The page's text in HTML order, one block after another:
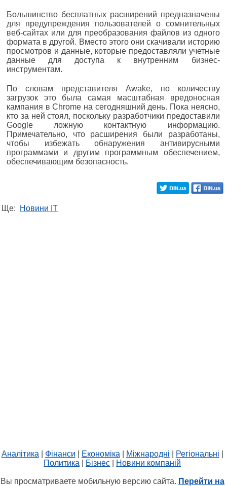
Большинство бесплатных расширений предназначены
для предупреждения пользователей о сомнительных
веб-сайтах или для преобразования файлов из одного
формата в другой. Вместо этого они скачивали историю
просмотров и данные, которые предоставляли учетные
данные для доступа к внутренним бизнес-
инструментам.
По словам представителя Awake, по количеству
загрузок это была самая масштабная вредоносная
кампания в Chrome на сегодняшний день. Пока неясно,
кто за ней стоял, поскольку разработчики предоставили
Google ложную контактную информацию.
Примечательно, что расширения были разработаны,
чтобы избежать обнаружения антивирусными
программами и другим программным обеспечением,
обеспечивающим безопасность.
Ще: Новини IT
Аналітика Фінанси Економіка Міжнародні Регіональні
Политика
Бізнес Новини компаній
Вы просматриваете мобильную версию сайта. Перейти на